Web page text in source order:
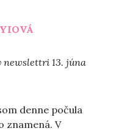
newslettri 13. júna
denne počula
znamená. V